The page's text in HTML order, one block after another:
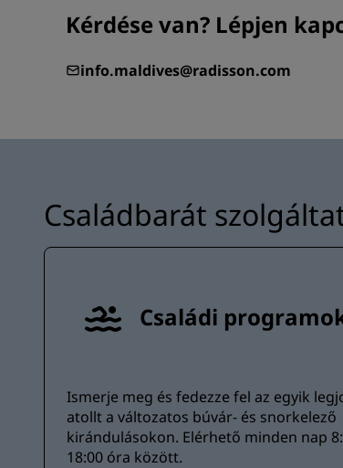
Kérdése van? Lépjen
info.maldives@radisson.com
Családbarát
Családi
Ismerje meg és fedezze fel az egyik
atollt a változatos búvár- és snorkelező
kirándulásokon. Elérhető minden nap
18:00 óra között.